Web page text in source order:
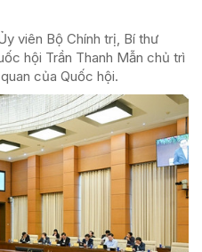
viên Bộ Chính trị, Bí thư
hội Trần Thanh Mẫn chủ trì
của Quốc hội.